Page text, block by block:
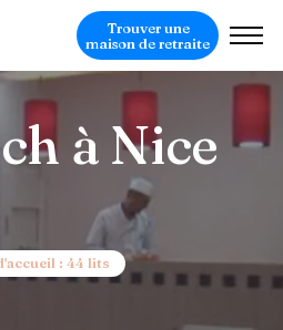
Trouver une
maison de retraite
à Nice
: 44 lits